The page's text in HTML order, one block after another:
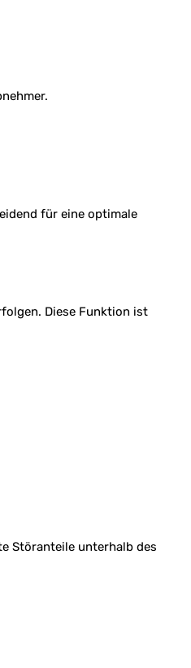
für eine optimale
Diese Funktion ist
Störanteile unterhalb des